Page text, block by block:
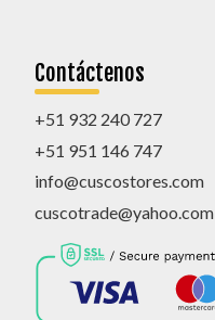
Contáctenos
+51 932 240 727
+51 951 146 747
info@cuscostores.com
cuscotrade@yahoo.com